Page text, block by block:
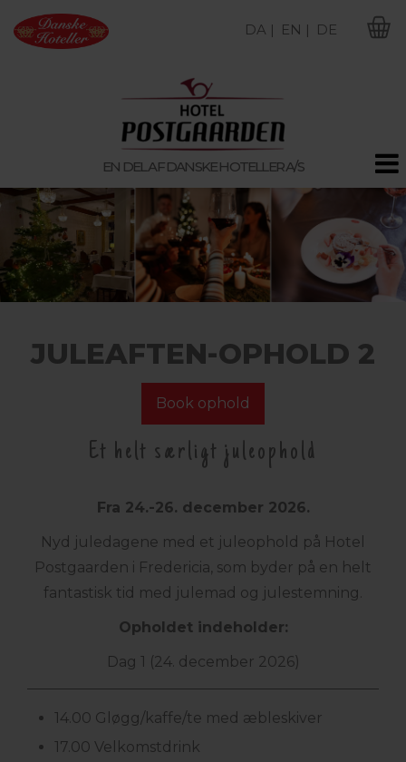
EN DEL AF DANSKE HOTELLER A/S
DA | EN | DE
JULEAFTEN-OPHOLD 2
Book ophold
Et helt særligt juleophold
Fra 24.-26. december 2026.
Nyd juledagene med et juleophold på Hotel
Postgaarden i Fredericia, som byder på en helt
fantastisk tid med julemad og julestemning.
Opholdet indeholder:
Dag 1 (24. december 2026)
14.00 Gløgg/kaffe/te med æbleskiver
17.00 Velkomstdrink